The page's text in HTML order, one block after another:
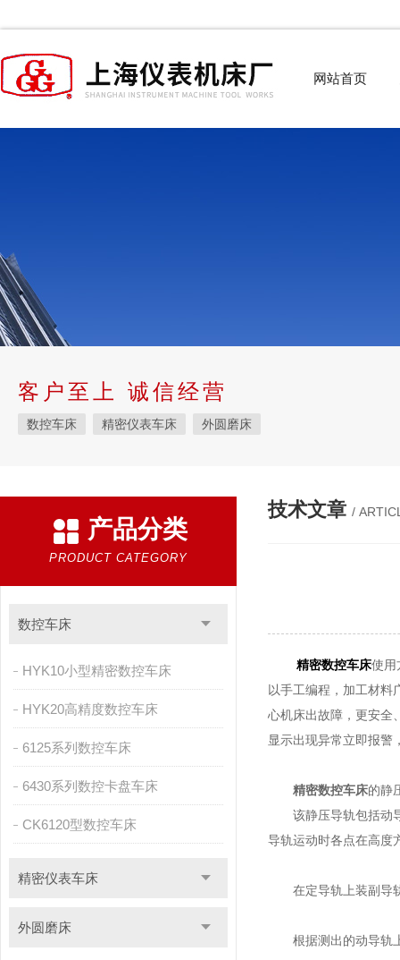
网站首页
客户至上 诚信经营
数控车床 精密仪表车床 外圆磨床
产品分类
PRODUCT CATEGORY
数控车床
HYK10小型精密数控车床
HYK20高精度数控车床
6125系列数控车床
6430系列数控卡盘车床
CK6120型数控车床
精密仪表车床
外圆磨床
技术文章 /
精密数控车床使用
以手工编程，加工材料
心机床出故障，更安全
显示出现异常立即报警
精密数控车床的静
该静压导轨包括动导
导轨运动时各点在高度
在定导轨上装副导轨
根据测出的动导轨上